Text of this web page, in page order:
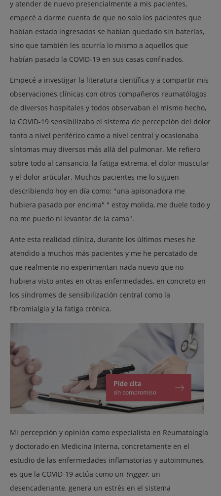
y atender de nuevo presencialmente a mis pacientes,
empecé a darme cuenta de que no solo los pacientes que
habían estado ingresados se habían quedado sin baterías,
sino que también les ocurría lo mismo a aquellos que
habían pasado la COVID-19 en sus casas confinados.
Empecé a investigar la literatura científica y a compartir mis
observaciones clínicas con otros compañeros reumatólogos
de diversos hospitales y todos observaban el mismo hecho,
la COVID-19 sensibilizaba el sistema de percepción del dolor
tanto a nivel periférico como a nivel central y ocasionaba
síntomas muy diversos más allá del pulmonar. Me refiero
sobre todo al cansancio, la fatiga extrema, el dolor muscular
y el dolor articular. Muchos pacientes me lo siguen
describiendo hoy en día como: "una apisonadora me
hubiera pasado por encima" " estoy molida, me duele todo y
no me puedo ni levantar de la cama".
Ante esta realidad clínica, durante los últimos meses he
atendido a muchos más pacientes y me he percatado de
que realmente no experimentan nada nuevo que no
hubiera visto antes en otras enfermedades, en concreto en
los síndromes de sensibilización central como la
fibromialgia y la fatiga crónica.
Mi percepción y opinión como especialista en Reumatología
y doctorado en Medicina Interna, concretamente en el
estudio de las enfermedades inflamatorias y autoinmunes,
es que la COVID-19 actúa como un trigger, un
desencadenante, genera un estrés en el sistema